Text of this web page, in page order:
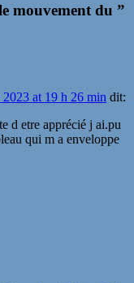
mouvement du ”
2023 at 19 h 26 min dit:
d etre apprécié j ai.pu
qui m a enveloppe